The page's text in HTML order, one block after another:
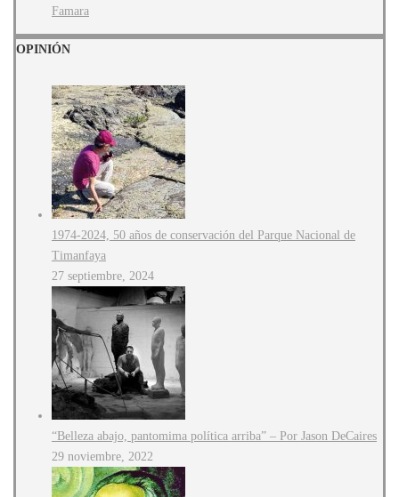
Famara
OPINIÓN
1974-2024, 50 años de conservación del Parque Nacional de
Timanfaya
27 septiembre, 2024
“Belleza abajo, pantomima política arriba” – Por Jason DeCaires
29 noviembre, 2022